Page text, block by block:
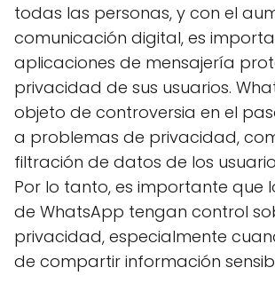
todas las personas, y con el
comunicación digital, es
aplicaciones de mensajería
privacidad de sus usuarios.
objeto de controversia en el
a problemas de privacidad,
filtración de datos de los
Por lo tanto, es importante que
de WhatsApp tengan control
privacidad, especialmente
de compartir información